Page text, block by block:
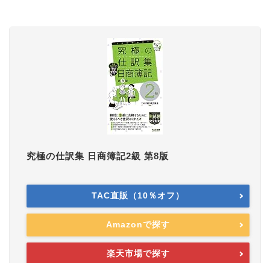
究極の仕訳集 日商簿記2級 第8版
TAC直販（10％オフ）
Amazonで探す
楽天市場で探す